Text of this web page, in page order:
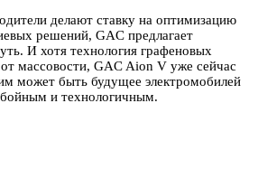
делают ставку на оптимизацию
решений, GAC предлагает
И хотя технология графеновых
массовости, GAC Aion V уже сейчас
может быть будущее электромобилей
и технологичным.